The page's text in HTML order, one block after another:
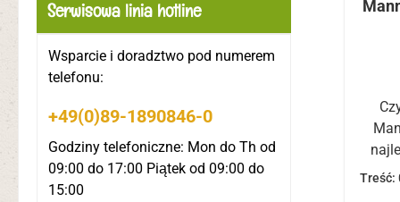
Serwisowa linia hotline
Wsparcie i doradztwo pod numerem
telefonu:
+49(0)89-1890846-0
Godziny telefoniczne: Mon do Th od
09:00 do 17:00 Piątek od 09:00 do
15:00
Treść: